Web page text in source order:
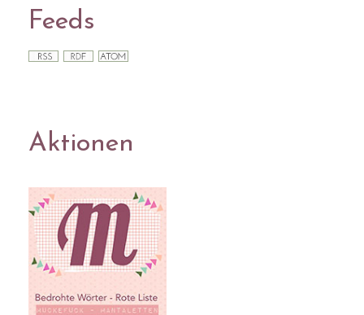
Feeds
Aktionen